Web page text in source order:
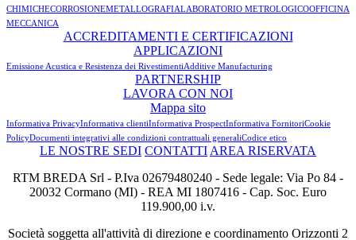
CHIMICHECORROSIONEMETALLOGRAFIALABORATORIO METROLOGICOOFFICINA
MECCANICA
ACCREDITAMENTI E CERTIFICAZIONI
APPLICAZIONI
Emissione Acustica e Resistenza dei RivestimentiAdditive Manufacturing
PARTNERSHIP
LAVORA CON NOI
Mappa sito
Informativa PrivacyInformativa clientiInformativa ProspectInformativa FornitoriCookie
PolicyDocumenti integrativi alle condizioni contrattuali generaliCodice etico
LE NOSTRE SEDI CONTATTI AREA RISERVATA
RTM BREDA Srl - P.Iva 02679480240 - Sede legale: Via Po 84 -
20032 Cormano (MI) - REA MI 1807416 - Cap. Soc. Euro
119.900,00 i.v.
Società soggetta all'attività di direzione e coordinamento Orizzonti 2